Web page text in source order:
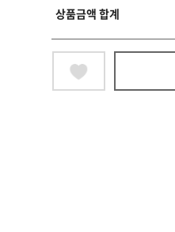
상품금액 합계